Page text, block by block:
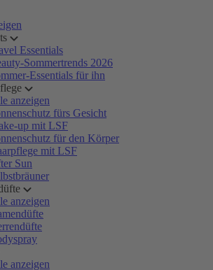
Essentials
Sommertrends 2026
Essentials für ihn
anzeigen
fürs Gesicht
up mit LSF
für den Körper
mit LSF
Sun
anzeigen
anzeigen